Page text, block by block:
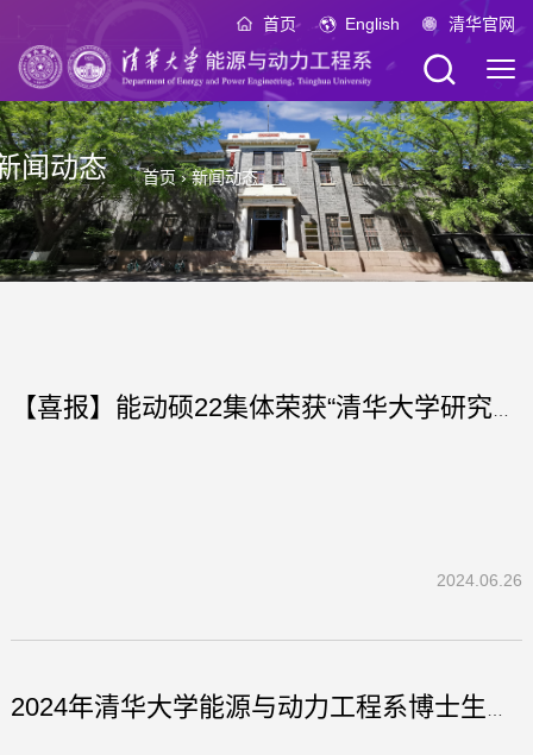
首页 English 清华官网
闻动态 首页›新闻动态
2024.06.26